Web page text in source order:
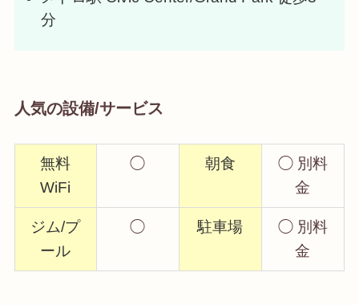
分
人気の設備/サービス
無料
WiFi
◯ 朝食
◯ 別料
金
ジム/プ
ール
◯ 駐車場
◯ 別料
金